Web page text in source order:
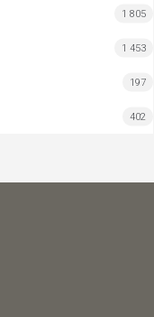
1 805
1 453
197
402